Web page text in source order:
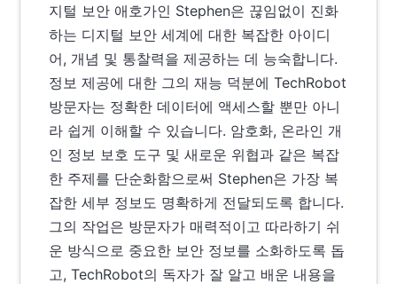
지털 보안 애호가인 Stephen은 끊임없이 진화
하는 디지털 보안 세계에 대한 복잡한 아이디
어, 개념 및 통찰력을 제공하는 데 능숙합니다.
정보 제공에 대한 그의 재능 덕분에 TechRobot
방문자는 정확한 데이터에 액세스할 뿐만 아니
라 쉽게 이해할 수 있습니다. 암호화, 온라인 개
인 정보 보호 도구 및 새로운 위협과 같은 복잡
한 주제를 단순화함으로써 Stephen은 가장 복
잡한 세부 정보도 명확하게 전달되도록 합니다.
그의 작업은 방문자가 매력적이고 따라하기 쉬
운 방식으로 중요한 보안 정보를 소화하도록 돕
고, TechRobot의 독자가 잘 알고 배운 내용을